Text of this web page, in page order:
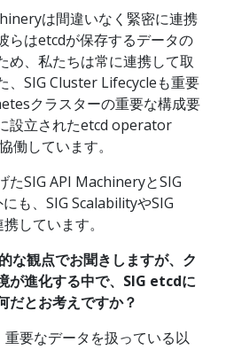
は間違いなく緊密に連携
らはetcdが保存するデータの
め、私たちは常に連携して取
、SIG Cluster Lifecycleも重要
クラスターの重要な構成要
設立されたetcd operator
しています。
たSIG API MachineryとSIG
も、SIG ScalabilityやSIG
しています。
な観点でお聞きしますが、ク
が進化する中で、SIG etcdに
だとお考えですか？
重要なデータを扱っている以